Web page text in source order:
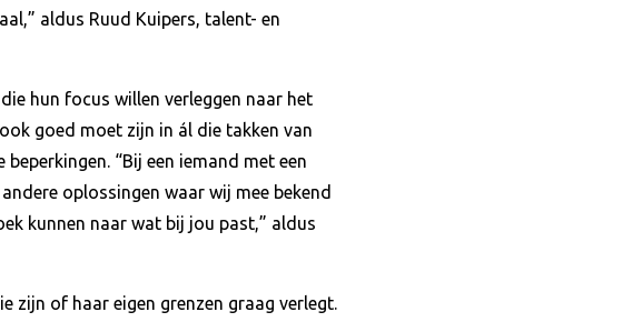
aldus Ruud Kuipers, talent- en
hun focus willen verleggen naar het
goed moet zijn in ál die takken van
“Bij een iemand met een
oplossingen waar wij mee bekend
kunnen naar wat bij jou past,” aldus
zijn of haar eigen grenzen graag verlegt.